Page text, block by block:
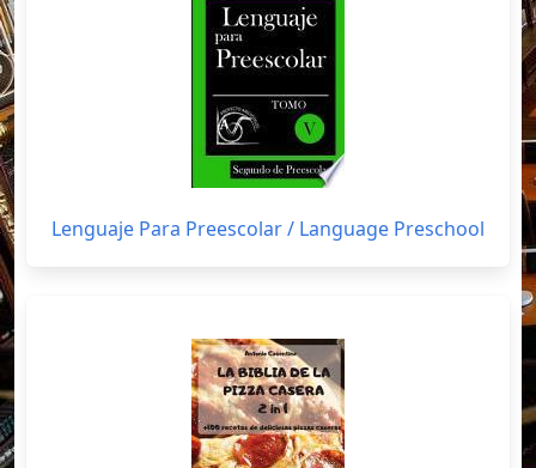
Lenguaje Para Preescolar / Language Preschool